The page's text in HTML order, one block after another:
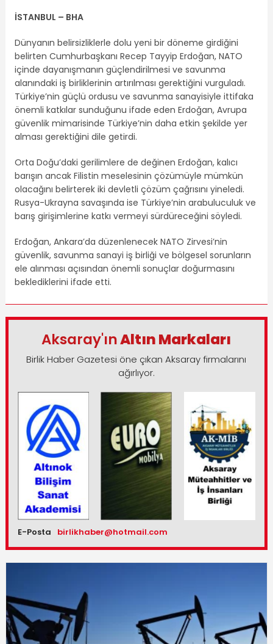
İSTANBUL – BHA
Dünyanın belirsizliklerle dolu yeni bir döneme girdiğini
belirten Cumhurbaşkanı Recep Tayyip Erdoğan, NATO
içinde dayanışmanın güçlendirilmesi ve savunma
alanındaki iş birliklerinin artırılması gerektiğini vurguladı.
Türkiye’nin güçlü ordusu ve savunma sanayisiyle ittifaka
önemli katkılar sunduğunu ifade eden Erdoğan, Avrupa
güvenlik mimarisinde Türkiye’nin daha etkin şekilde yer
alması gerektiğini dile getirdi.
Orta Doğu’daki gerilimlere de değinen Erdoğan, kalıcı
barışın ancak Filistin meselesinin çözümüyle mümkün
olacağını belirterek iki devletli çözüm çağrısını yineledi.
Rusya-Ukrayna savaşında ise Türkiye’nin arabuluculuk ve
barış girişimlerine katkı vermeyi sürdüreceğini söyledi.
Erdoğan, Ankara’da düzenlenecek NATO Zirvesi’nin
güvenlik, savunma sanayi iş birliği ve bölgesel sorunların
ele alınması açısından önemli sonuçlar doğurmasını
beklediklerini ifade etti.
Aksaray'ınAltın Markaları
Birlik Haber Gazetesi öne çıkan Aksaray firmalarını
ağırlıyor.
E-Posta birlikhaber@hotmail.com